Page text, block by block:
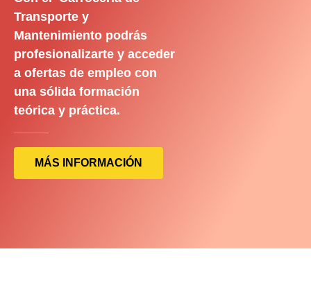
Transporte y
Mantenimiento podrás
profesionalizarte y acceder
a ofertas de empleo con
una sólida formación
teórica y práctica.
MÁS INFORMACIÓN